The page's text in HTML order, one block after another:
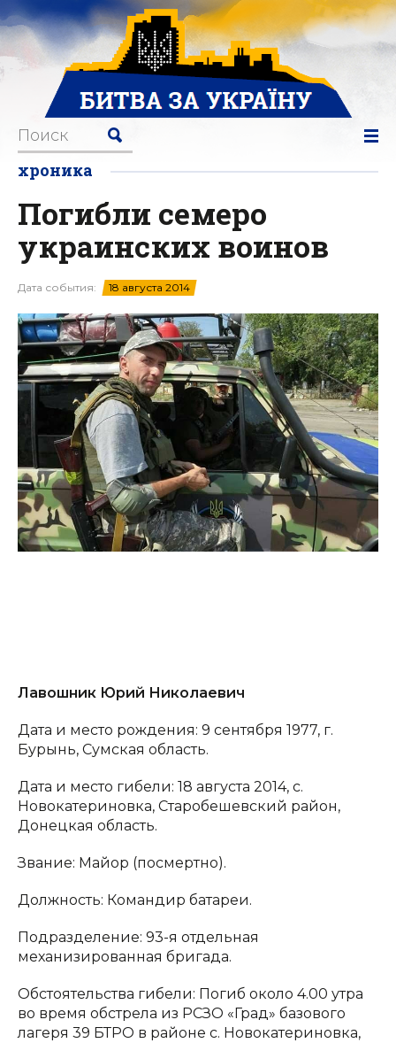
хроника
Погибли семеро
украинских воинов
Дата события: 18 августа 2014
Лавошник Юрий Николаевич
Дата и место рождения: 9 сентября 1977, г.
Бурынь, Сумская область.
Дата и место гибели: 18 августа 2014, с.
Новокатериновка, Старобешевский район,
Донецкая область.
Звание: Майор (посмертно).
Должность: Командир батареи.
Подразделение: 93-я отдельная
механизированная бригада.
Обстоятельства гибели: Погиб около 4.00 утра
во время обстрела из РСЗО «Град» базового
лагеря 39 БТРО в районе с. Новокатериновка,